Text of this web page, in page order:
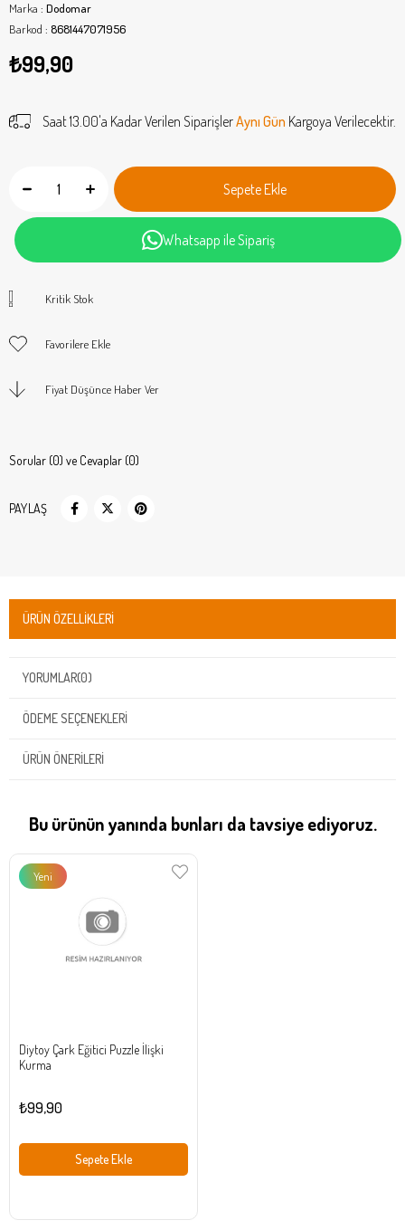
Marka : Dodomar
Barkod : 8681447071956
₺99,90
Saat 13.00'a Kadar Verilen SiparişlerAynı Gün Kargoya Verilecektir.
Whatsapp ile Sipariş
Kritik Stok
Favorilere Ekle
Fiyat Düşünce Haber Ver
Sorular (0) ve Cevaplar (0)
PAYLAŞ
ÜRÜN ÖZELLIKLERI
YORUMLAR(0)
ÖDEME SEÇENEKLERI
ÜRÜN ÖNERILERI
Bu ürünün yanında bunları da tavsiye ediyoruz.
Diytoy Çark Eğitici Puzzle İlişki
Kurma
₺99,90
Sepete Ekle
Yeni